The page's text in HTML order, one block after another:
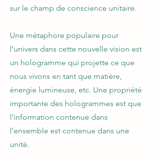
sur le champ de conscience unitaire.
Une métaphore populaire pour
l’univers dans cette nouvelle vision est
un hologramme qui projette ce que
nous vivons en tant que matière,
énergie lumineuse, etc. Une propriété
importante des hologrammes est que
l’information contenue dans
l’ensemble est contenue dans une
unité.